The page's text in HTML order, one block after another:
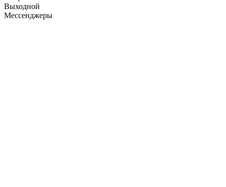
Выходной
Мессенджеры